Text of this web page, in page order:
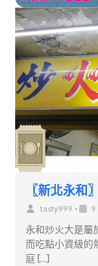
〖新北永和
tasty999 • 9
永和炒火大是屬
而吃點小資級的
庭 […]